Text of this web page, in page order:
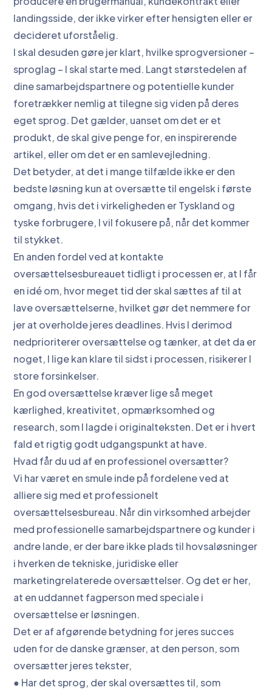
landingsside, der ikke virker efter hensigten eller er
decideret uforståelig.
I skal desuden gøre jer klart, hvilke sprogversioner –
sproglag – I skal starte med. Langt størstedelen af
dine samarbejdspartnere og potentielle kunder
foretrækker nemlig at tilegne sig viden på deres
eget sprog. Det gælder, uanset om det er et
produkt, de skal give penge for, en inspirerende
artikel, eller om det er en samlevejledning.
Det betyder, at det i mange tilfælde ikke er den
bedste løsning kun at oversætte til engelsk i første
omgang, hvis det i virkeligheden er Tyskland og
tyske forbrugere, I vil fokusere på, når det kommer
til stykket.
En anden fordel ved at kontakte
oversættelsesbureauet tidligt i processen er, at I får
en idé om, hvor meget tid der skal sættes af til at
lave oversættelserne, hvilket gør det nemmere for
jer at overholde jeres deadlines. Hvis I derimod
nedprioriterer oversættelse og tænker, at det da er
noget, I lige kan klare til sidst i processen, risikerer I
store forsinkelser.
En god oversættelse kræver lige så meget
kærlighed, kreativitet, opmærksomhed og
research, som I lagde i originalteksten. Det er i hvert
fald et rigtig godt udgangspunkt at have.
Hvad får du ud af en professionel oversætter?
Vi har været en smule inde på fordelene ved at
alliere sig med et professionelt
oversættelsesbureau. Når din virksomhed arbejder
med professionelle samarbejdspartnere og kunder i
andre lande, er der bare ikke plads til hovsaløsninger
i hverken de tekniske, juridiske eller
marketingrelaterede oversættelser. Og det er her,
at en uddannet fagperson med speciale i
oversættelse er løsningen.
Det er af afgørende betydning for jeres succes
uden for de danske grænser, at den person, som
oversætter jeres tekster,
● Har det sprog, der skal oversættes til, som